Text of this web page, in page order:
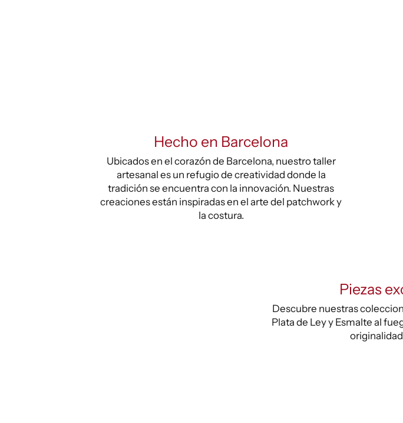
Hecho en Barcelona
Ubicados en el corazón de Barcelona, nuestro taller
artesanal es un refugio de creatividad donde la
tradición se encuentra con la innovación. Nuestras
creaciones están inspiradas en el arte del patchwork y
la costura.
Piezas
Descubre nuestras
Plata de Ley y Esmalte al